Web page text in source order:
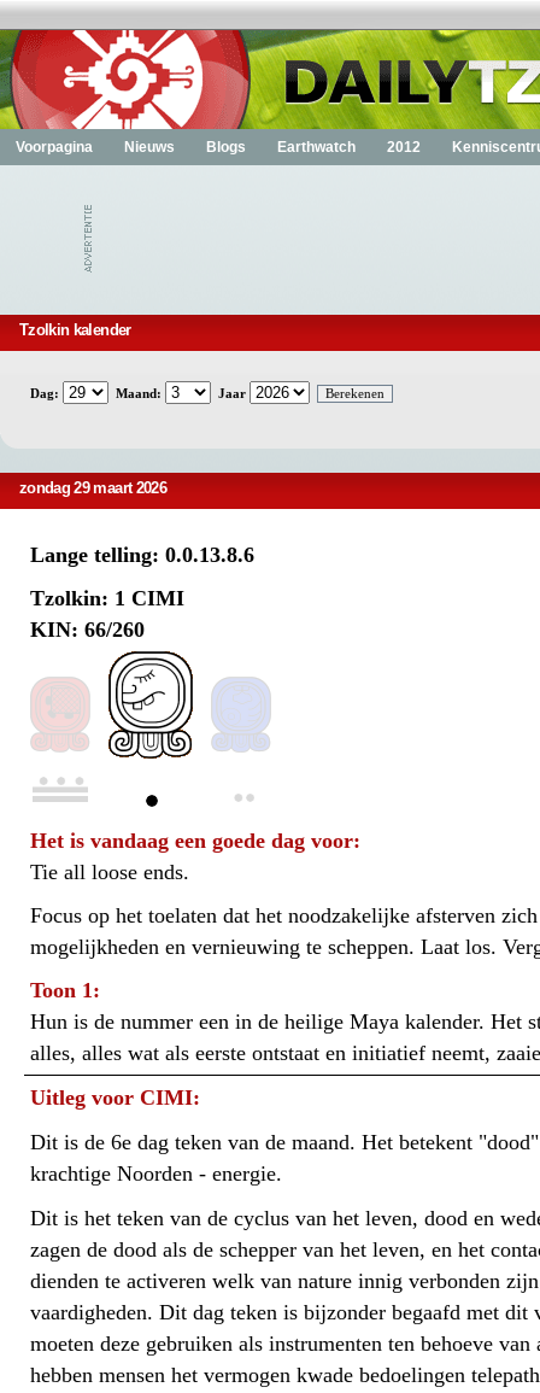
Voorpagina Nieuws Blogs Earthwatch 2012
Tzolkin kalender
Dag: Maand: Jaar
zondag 29 maart 2026
Lange telling: 0.0.13.8.6
Tzolkin: 1 CIMI
KIN: 66/260
Het is vandaag een goede dag voor:
Tie all loose ends.
Focus op het toelaten dat het noodzakelijke afsterven
mogelijkheden en vernieuwing te scheppen. Laat los.
Toon 1:
Hun is de nummer een in de heilige Maya kalender. Het
alles, alles wat als eerste ontstaat en initiatief neemt,
Uitleg voor CIMI:
Dit is de 6e dag teken van de maand. Het betekent
krachtige Noorden - energie.
Dit is het teken van de cyclus van het leven, dood en
zagen de dood als de schepper van het leven, en het
dienden te activeren welk van nature innig verbonden
vaardigheden. Dit dag teken is bijzonder begaafd met dit
moeten deze gebruiken als instrumenten ten behoeve
hebben mensen het vermogen kwade bedoelingen